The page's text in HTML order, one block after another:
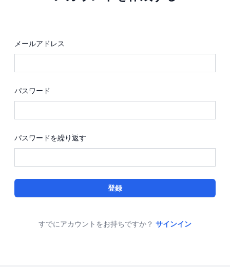
メールアドレス
パスワード
パスワードを繰り返す
登録
すでにアカウントをお持ちですか？ サインイン